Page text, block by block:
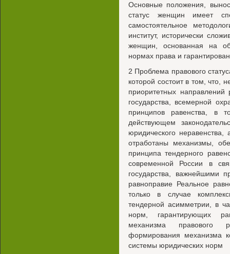
Основные положения,
статус женщин имеет
самостоятельное
институт, исторически
женщин, основанная на
нормах права и
2 Проблема правового
которой состоит в том, что,
приоритетных направлений
государства, всемерной
принципов равенства, в
действующем
юридического
отработаны механизмы,
принципа тендерного
современной России в
государства, важнейшими
равноправие Реальное
только в случае
тендерной асимметрии, в
норм, гарантирующих
механизма правового
формирования механизма
системы юридических норм